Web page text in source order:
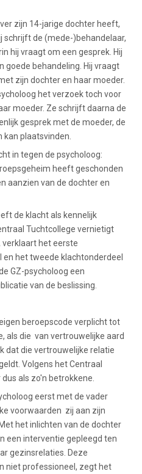
zijn 14-jarige dochter heeft,
schrijft de (mede-)behandelaar,
hij vraagt om een gesprek. Hij
goede behandeling. Hij vraagt
zijn dochter en haar moeder.
het verzoek toch voor
moeder. Ze schrijft daarna de
gesprek met de moeder, de
plaatsvinden.
in tegen de psycholoog:
heeft geschonden
aanzien van de dochter en
de klacht als kennelijk
Tuchtcollege vernietigt
verklaart het eerste
het tweede klachtonderdeel
GZ-psycholoog een
van de beslissing.
beroepscode verplicht tot
als die van vertrouwelijke aard
dat die vertrouwelijke relatie
Volgens het Centraal
als zo'n betrokkene.
eerst met de vader
voorwaarden zij aan zijn
het inlichten van de dochter
een interventie gepleegd ten
gezinsrelaties. Deze
niet professioneel, zegt het